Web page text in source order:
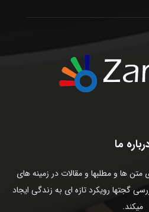
ما
متن ها و مطلبها و مقالات در زمینه های
گجتها رویکرد تازه ای به زندگی ایجاد
میکند.